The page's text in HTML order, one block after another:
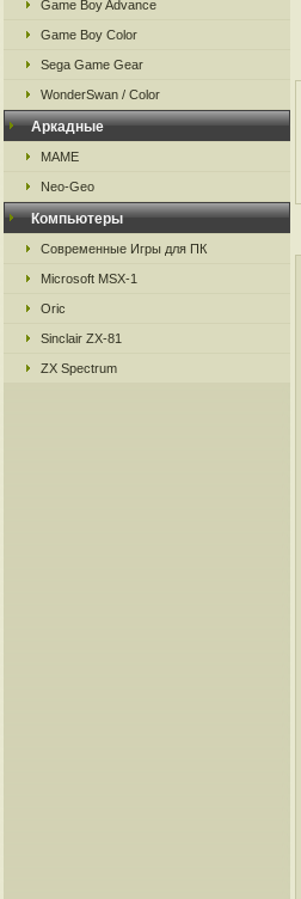
Game Boy Advance
Game Boy Color
Sega Game Gear
WonderSwan / Color
Аркадные
MAME
Neo-Geo
Компьютеры
Современные Игры для ПК
Microsoft MSX-1
Oric
Sinclair ZX-81
ZX Spectrum